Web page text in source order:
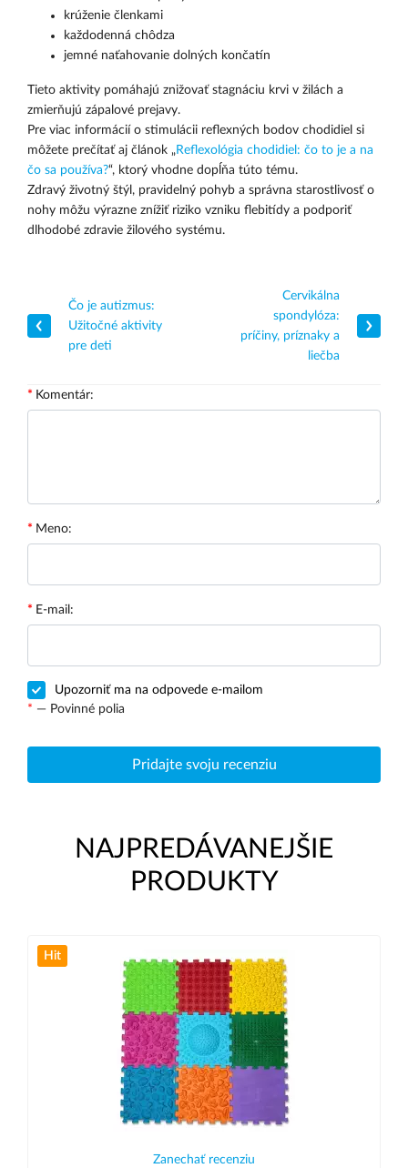
krúženie členkami
každodenná chôdza
jemné naťahovanie dolných končatín
Tieto aktivity pomáhajú znižovať stagnáciu krvi v žilách a
zmierňujú zápalové prejavy.
Pre viac informácií o stimulácii reflexných bodov chodidiel si
môžete prečítať aj článok „Reflexológia chodidiel: čo to je a na
čo sa používa?“, ktorý vhodne dopĺňa túto tému.
Zdravý životný štýl, pravidelný pohyb a správna starostlivosť o
nohy môžu výrazne znížiť riziko vzniku flebitídy a podporiť
dlhodobé zdravie žilového systému.
Čo je autizmus:
Užitočné aktivity
pre deti
Cervikálna
spondylóza:
príčiny, príznaky a
liečba
Komentár:
Meno:
E-mail:
Upozorniť ma na odpovede e-mailom
* — Povinné polia
Pridajte svoju recenziu
NAJPREDÁVANEJŠIE
PRODUKTY
Hit
Zanechať recenziu